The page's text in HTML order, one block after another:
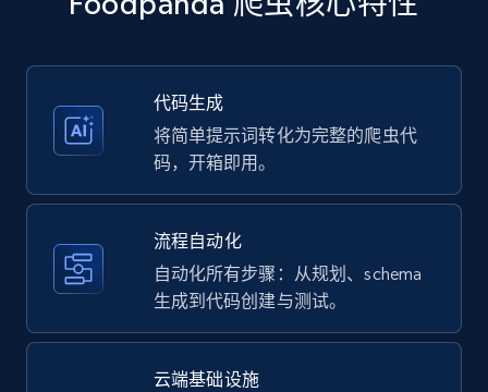
Title, Seller name, Brand, Description, Initial
more.
35.3K+ 5.7K+ 注册使用
Amazon products - find products by using
upc numbers
Title, Seller name, Brand, Description, Initial
more.
代码生成
将简单提示词转化为完整的爬虫代
码，开箱即用。
流程自动化
自动化所有步骤：从规划、schema
生成到代码创建与测试。
云端基础设施